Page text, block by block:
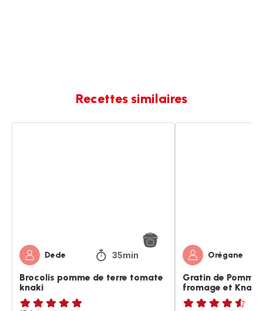
Recettes similaires
Dede 35min
Brocolis pomme de terre tomate
knaki
Orégane
Gratin de
fromage et Knaki